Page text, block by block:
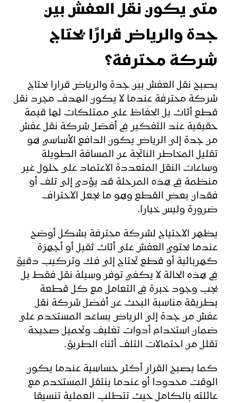
متى يكون نقل العفش بين
جدة والرياض قرارًا يحتاج
شركة محترفة؟
يصبح نقل العفش بين جدة والرياض قرارا يحتاج
شركة محترفة عندما لا يكون الهدف مجرد نقل
قطع أثاث بل الحفاظ على ممتلكات لها قيمة
حقيقية عند التفكير في أفضل شركة نقل عفش
من جدة إلى الرياض يكون الدافع الأساسي هو
تقليل المخاطر الناتجة عن المسافة الطويلة
وساعات النقل المتعددة الاعتماد على حلول غير
منظمة في هذه المرحلة قد يؤدي إلى تلف أو
فقدان بعض القطع وهو ما يجعل الاحتراف
ضرورة وليس خيارا.
يظهر الاحتياج لشركة محترفة بشكل أوضح
عندما يحتوي العفش على أثاث ثقيل أو أجهزة
كهربائية أو قطع تحتاج إلى فك وتركيب دقيق
في هذه الحالة لا يكفي توفر وسيلة نقل فقط بل
يجب وجود خبرة في التعامل مع كل قطعة
بطريقة مناسبة البحث عن أفضل شركة نقل
عفش من جدة إلى الرياض يساعد المستخدم على
ضمان استخدام أدوات تغليف وتحميل صحيحة
تقلل من احتمالات التلف أثناء الطريق.
كما يصبح القرار أكثر حساسية عندما يكون
الوقت محدودا أو عندما ينتقل المستخدم مع
عائلته بالكامل حيث تتطلب العملية تنسيقا